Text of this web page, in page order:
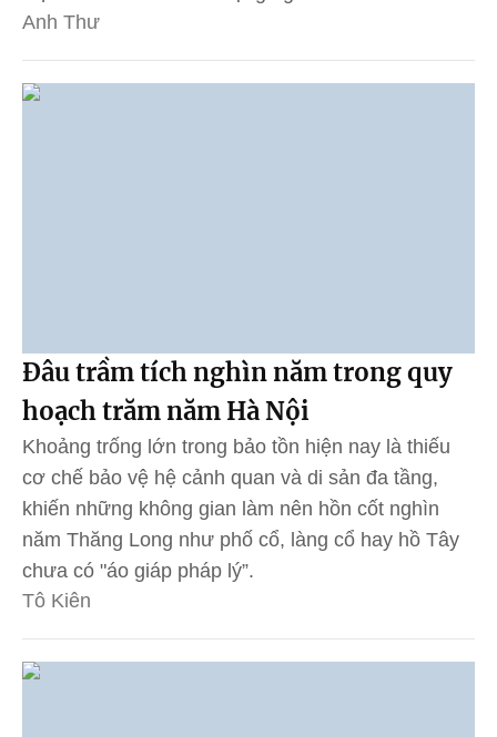
Anh Thư
Đâu trầm tích nghìn năm trong quy
hoạch trăm năm Hà Nội
Khoảng trống lớn trong bảo tồn hiện nay là thiếu
cơ chế bảo vệ hệ cảnh quan và di sản đa tầng,
khiến những không gian làm nên hồn cốt nghìn
năm Thăng Long như phố cổ, làng cổ hay hồ Tây
chưa có "áo giáp pháp lý”.
Tô Kiên